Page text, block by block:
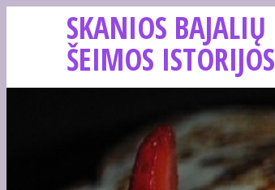
SKANIOS BAJALIŲ
ŠEIMOS ISTORIJOS